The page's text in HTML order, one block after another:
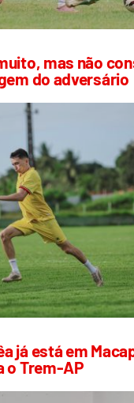
mas não
do adversário
já está em
o Trem-AP